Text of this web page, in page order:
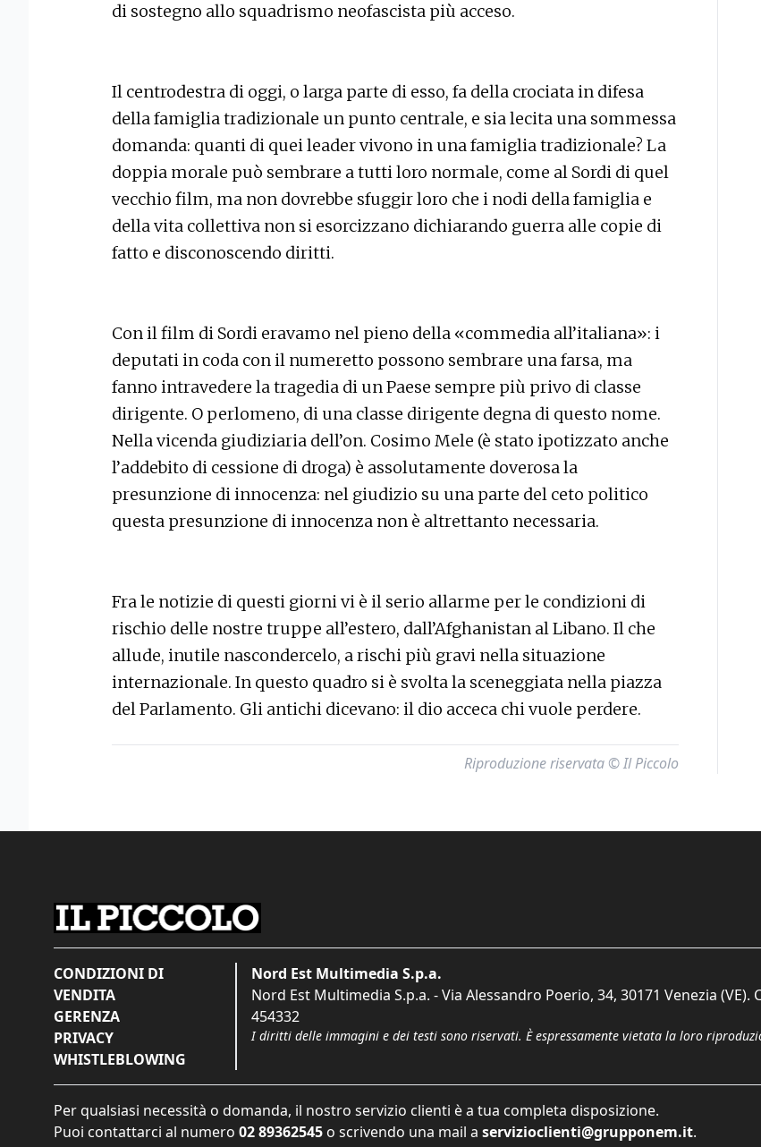
di sostegno allo squadrismo neofascista più acceso.
Il centrodestra di oggi, o larga parte di esso, fa della crociata in difesa
della famiglia tradizionale un punto centrale, e sia lecita una sommessa
domanda: quanti di quei leader vivono in una famiglia tradizionale? La
doppia morale può sembrare a tutti loro normale, come al Sordi di quel
vecchio film, ma non dovrebbe sfuggir loro che i nodi della famiglia e
della vita collettiva non si esorcizzano dichiarando guerra alle copie di
fatto e disconoscendo diritti.
Con il film di Sordi eravamo nel pieno della «commedia all’italiana»: i
deputati in coda con il numeretto possono sembrare una farsa, ma
fanno intravedere la tragedia di un Paese sempre più privo di classe
dirigente. O perlomeno, di una classe dirigente degna di questo nome.
Nella vicenda giudiziaria dell’on. Cosimo Mele (è stato ipotizzato anche
l’addebito di cessione di droga) è assolutamente doverosa la
presunzione di innocenza: nel giudizio su una parte del ceto politico
questa presunzione di innocenza non è altrettanto necessaria.
Fra le notizie di questi giorni vi è il serio allarme per le condizioni di
rischio delle nostre truppe all’estero, dall’Afghanistan al Libano. Il che
allude, inutile nascondercelo, a rischi più gravi nella situazione
internazionale. In questo quadro si è svolta la sceneggiata nella piazza
del Parlamento. Gli antichi dicevano: il dio acceca chi vuole perdere.
Riproduzione riservata © Il Piccolo
CONDIZIONI DI
VENDITA
GERENZA
PRIVACY
WHISTLEBLOWING
Nord Est Multimedia S.p.a.
Nord Est Multimedia S.p.a. - Via Alessandro Poerio, 34, 30171 Venezia (VE).
454332
I diritti delle immagini e dei testi sono riservati. È espressamente vietata la loro
Per qualsiasi necessità o domanda, il nostro servizio clienti è a tua completa disposizione.
Puoi contattarci al numero 02 89362545 o scrivendo una mail a servizioclienti@grupponem.it.